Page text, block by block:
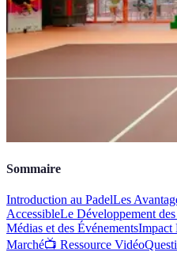
Sommaire
Introduction au PadelLes
AccessibleLe Développement
Médias et des ÉvénementsImpact
Marché📺 Ressource Vidéo